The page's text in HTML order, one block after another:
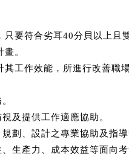
要符合劣耳40分貝以上
。
工作效能，所進行改善職
及提供工作適應協助。
劃、設計之專業協助及指導
生產力、成本效益等面向